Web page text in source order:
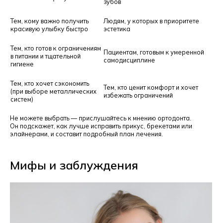
Тем, кому важно получить
красивую улыбку быстро
Людям, у которых в приоритете
эстетика
Тем, кто готов к ограничениям
в питании и тщательной
гигиене
Пациентам, готовым к умеренной
самодисциплине
Тем, кто хочет сэкономить
(при выборе металлических
систем)
Тем, кто ценит комфорт и хочет
избежать ограничений
Не можете выбрать — прислушайтесь к мнению ортодонта.
Он подскажет, как лучше исправить прикус, брекетами или
элайнерами, и составит подробный план лечения.
Мифы и заблуждения